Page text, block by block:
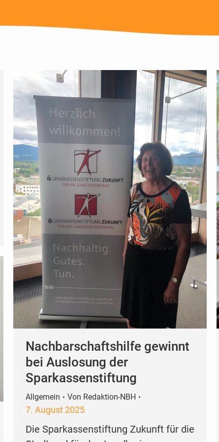
Nachbarschaftshilfe gewinnt
bei Auslosung der
Sparkassenstiftung
Allgemein Von Redaktion-NBH
7. August 2025
Die Sparkassenstiftung Zukunft für die